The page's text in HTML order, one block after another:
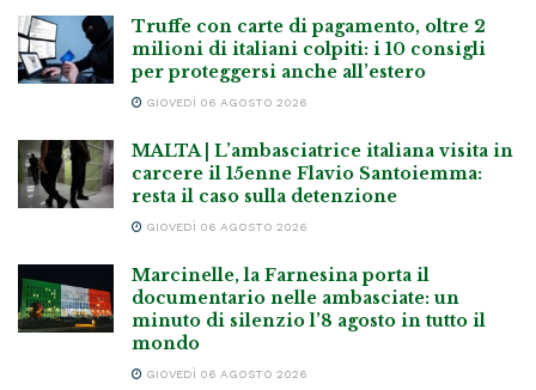
Truffe con carte di pagamento, oltre 2
milioni di italiani colpiti: i 10 consigli
per proteggersi anche all’estero
GIOVEDÌ 06 AGOSTO 2026
MALTA | L’ambasciatrice italiana visita in
carcere il 15enne Flavio Santoiemma:
resta il caso sulla detenzione
GIOVEDÌ 06 AGOSTO 2026
Marcinelle, la Farnesina porta il
documentario nelle ambasciate: un
minuto di silenzio l’8 agosto in tutto il
mondo
GIOVEDÌ 06 AGOSTO 2026